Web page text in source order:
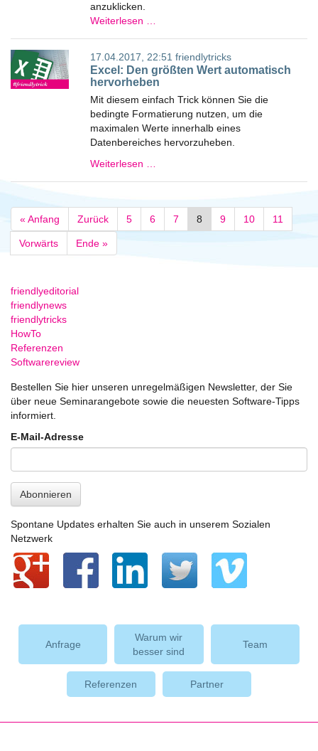
anzuklicken.
Weiterlesen …
17.04.2017, 22:51 friendlytricks
Excel: Den größten Wert automatisch
hervorheben
Mit diesem einfach Trick können Sie die
bedingte Formatierung nutzen, um die
maximalen Werte innerhalb eines
Datenbereiches hervorzuheben.
Weiterlesen …
« Anfang Zurück 5 6 7 8 9 10 11
Vorwärts Ende »
friendlyeditorial
friendlynews
friendlytricks
HowTo
Referenzen
Softwarereview
Bestellen Sie hier unseren unregelmäßigen Newsletter, der Sie
über neue Seminarangebote sowie die neuesten Software-Tipps
informiert.
E-Mail-Adresse
Abonnieren
Spontane Updates erhalten Sie auch in unserem Sozialen
Netzwerk
Anfrage
Warum wir
besser sind
Team
Referenzen Partner